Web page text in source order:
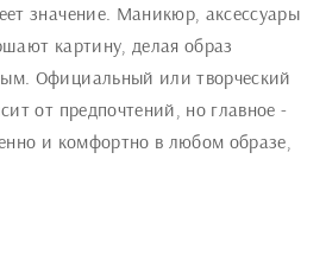
значение. Маникюр, аксессуары
картину, делая образ
Официальный или творческий
от предпочтений, но главное -
и комфортно в любом образе,